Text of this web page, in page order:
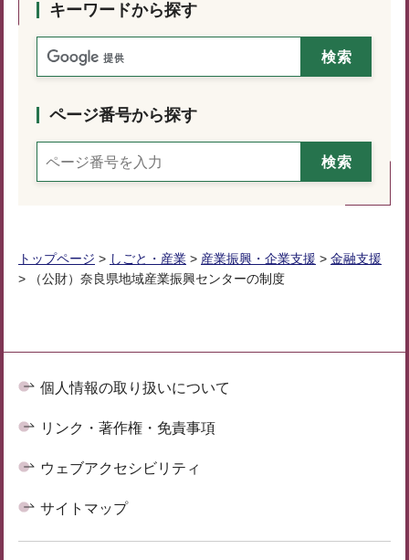
キーワードから探す
ページ番号から探す
トップページ > しごと・産業 > 産業振興・企業支援 > 金融支援
> （公財）奈良県地域産業振興センターの制度
個人情報の取り扱いについて
リンク・著作権・免責事項
ウェブアクセシビリティ
サイトマップ